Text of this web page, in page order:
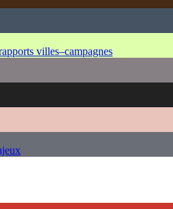
villes–campagnes